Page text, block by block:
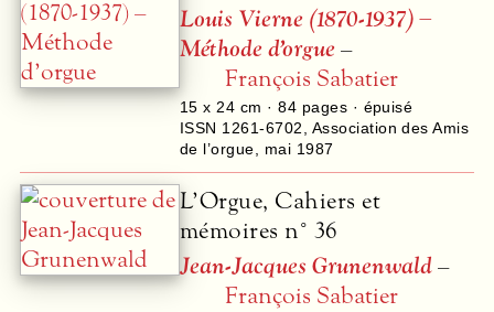
Louis Vierne (1870-1937) –
Méthode d’orgue –
François Sabatier
15 x 24 cm ·84 pages · épuisé
ISSN 1261-6702, Association des Amis
de l’orgue, mai 1987
L’Orgue, Cahiers et
mémoires n° 36
Jean-Jacques Grunenwald–
François Sabatier